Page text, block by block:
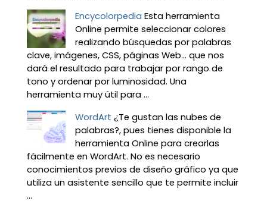
Encycolorpedia Esta herramienta
Online permite seleccionar colores
realizando búsquedas por palabras
clave, imágenes, CSS, páginas Web... que nos
dará el resultado para trabajar por rango de
tono y ordenar por luminosidad. Una
herramienta muy útil para ...
WordArt ¿Te gustan las nubes de
palabras?, pues tienes disponible la
herramienta Online para crearlas
fácilmente en WordArt. No es necesario
conocimientos previos de diseño gráfico ya que
utiliza un asistente sencillo que te permite incluir
...